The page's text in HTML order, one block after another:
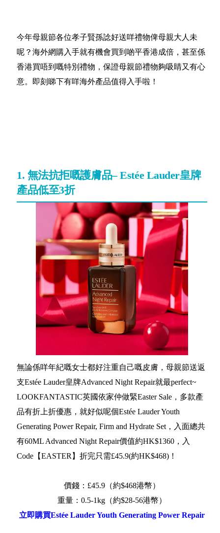
今年母親節各位孝子賢孫諗好送咩禮物俾母親大人未
呢？海外網購入手就有機會買到啲平香港成倍，甚至係
香港買唔到嘅特別禮物，保證母親節禮物夠吸睛又有心
意。即刻睇下有咩海外產品值得入手啦！
1. 無法抗拒嘅護膚品– Estée Lauder皇牌
產品低至3折
無論係咩年紀嘅女士都好注重自己嘅皮膚，母親節送返
支Estée Lauder皇牌Advanced Night Repair就最perfect~
LOOKFANTASTIC英國依家仲做緊Easter Sale，多款產
品有折上折優惠，就好似呢個Estée Lauder Youth
Generating Power Repair, Firm and Hydrate Set，入面總共
有60ML Advanced Night Repair價值約HK$1360，入
Code【EASTER】折完只需£45.9(約HK$468)！
價錢：£45.9（約$468港幣）
重量：0.5-1kg（約$28-56港幣）
立即購買Estée Lauder Youth Generating Power Repair